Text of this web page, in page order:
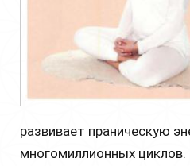
развивает праническую
многомиллионных